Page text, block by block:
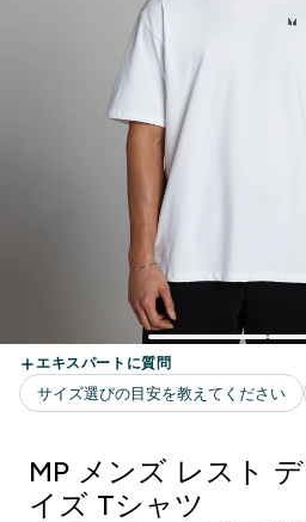
MP メンズ レスト
イズ Tシャツ